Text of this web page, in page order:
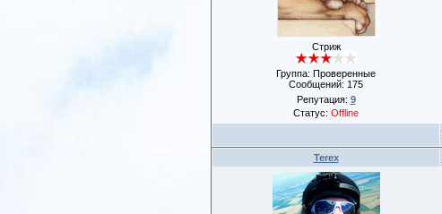
Стриж
Группа: Проверенные
Сообщений: 175
Репутация: 9
Статус: Offline
Terex